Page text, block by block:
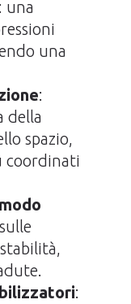
: una
una
:
della
spazio,
coordinati
: